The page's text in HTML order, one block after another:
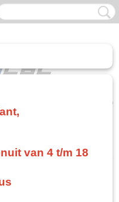
(0)
in Nederland. België en Duitsland
van 4 t/m 18